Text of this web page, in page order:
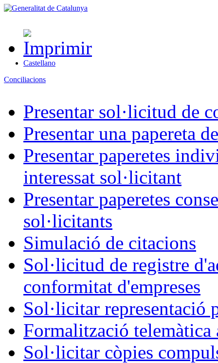
Castellano
Conciliacions
Presentar sol·licitud de
Presentar una papereta
Presentar paperetes
interessat sol·licitant
Presentar paperetes
sol·licitants
Simulació de citacions
Sol·licitud de registre
conformitat d'empreses
Sol·licitar representació
Formalització telemàtica
Sol·licitar còpies